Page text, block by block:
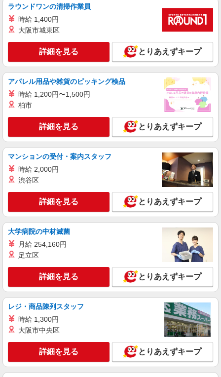
ラウンドワンの清掃作業員
時給 1,400円
大阪市城東区
詳細を見る とりあえずキープ
アパレル用品や雑貨のピッキング検品
時給 1,200円〜1,500円
柏市
詳細を見る とりあえずキープ
マンションの受付・案内スタッフ
時給 2,000円
渋谷区
詳細を見る とりあえずキープ
大学病院の中材滅菌
月給 254,160円
足立区
詳細を見る とりあえずキープ
レジ・商品陳列スタッフ
時給 1,300円
大阪市中央区
詳細を見る とりあえずキープ